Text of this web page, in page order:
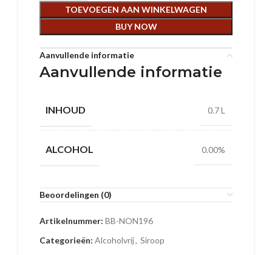
TOEVOEGEN AAN WINKELWAGEN
BUY NOW
Aanvullende informatie
Aanvullende informatie
INHOUD 0.7 L
ALCOHOL 0.00%
Beoordelingen (0)
Artikelnummer: BB-NON196
Categorieën: Alcoholvrij, Siroop